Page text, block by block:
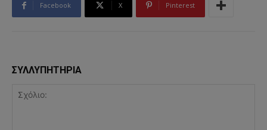
Facebook X Pinterest
ΣΥΛΛΥΠΗΤΗΡΙΑ